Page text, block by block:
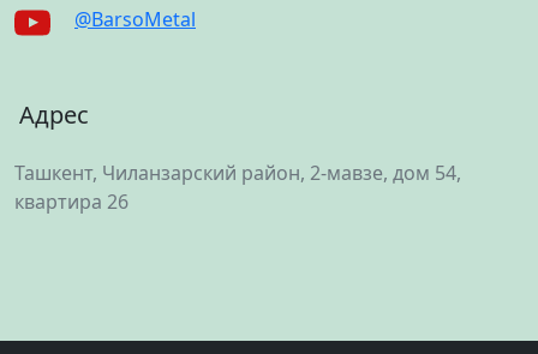
@BarsoMetal
Адрес
Ташкент, Чиланзарский район, 2-мавзе, дом 54,
квартира 26